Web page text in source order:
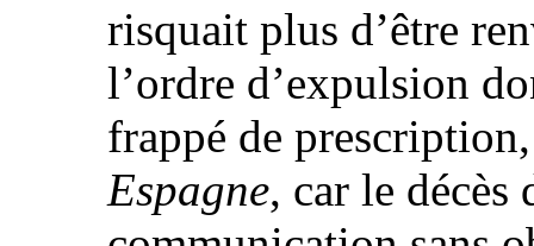
risquait plus d’être
l’ordre d’expulsion
frappé de
Espagne, car le décès